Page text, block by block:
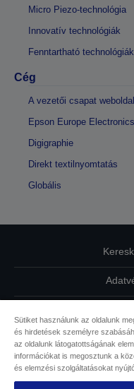
Micro Piezo-technológia
Innovatív technológiák
Fenntartható technológiák
Cég
A vezetői csapat
Epson Europe Electronics
Digigraphie
Direkt textilnyomtatás
Globális
Sütikkel
Sütiket használunk az oldalunk
és hirdetések személyre
az oldalunk látogatottságának
információkat is megosztunk a
és elemzési szolgáltatásokat